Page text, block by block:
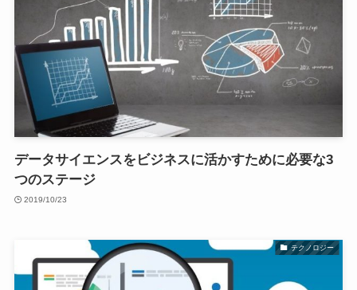
データサイエンスをビジネスに活かすために必要な3
つのステージ
2019/10/23
テクノロジー